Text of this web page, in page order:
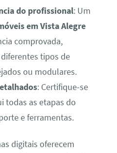
do profissional: Um
em Vista Alegre
comprovada,
tipos de
ou modulares.
: Certifique-se
todas as etapas do
e ferramentas.
digitais oferecem